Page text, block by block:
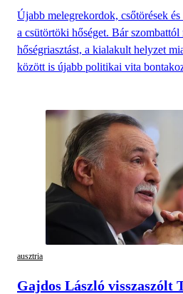
Újabb melegrekordok, csőtörések
a csütörtöki hőséget. Bár
hőségriasztást, a kialakult helyzet
között is újabb politikai vita
ausztria
Gajdos László visszaszólt